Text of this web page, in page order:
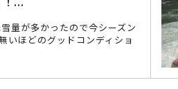
量が多かったので今シーズン
いほどのグッドコンディショ